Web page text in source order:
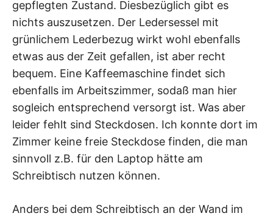
gepflegten Zustand. Diesbezüglich gibt es
nichts auszusetzen. Der Ledersessel mit
grünlichem Lederbezug wirkt wohl ebenfalls
etwas aus der Zeit gefallen, ist aber recht
bequem. Eine Kaffeemaschine findet sich
ebenfalls im Arbeitszimmer, sodaß man hier
sogleich entsprechend versorgt ist. Was aber
leider fehlt sind Steckdosen. Ich konnte dort im
Zimmer keine freie Steckdose finden, die man
sinnvoll z.B. für den Laptop hätte am
Schreibtisch nutzen können.
Anders bei dem Schreibtisch an der Wand im